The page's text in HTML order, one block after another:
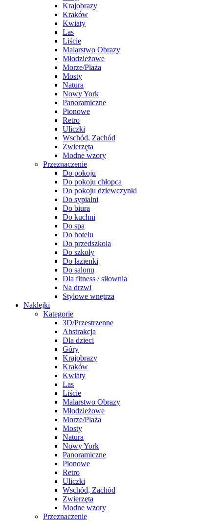
Krajobrazy
Kraków
Kwiaty
Las
Liście
Malarstwo Obrazy
Młodzieżowe
Morze/Plaża
Mosty
Natura
Nowy York
Panoramiczne
Pionowe
Retro
Uliczki
Wschód, Zachód
Zwierzęta
Modne wzory
Przeznaczenie
Do pokoju
Do pokoju chłopca
Do pokoju dziewczynki
Do sypialni
Do biura
Do kuchni
Do spa
Do hotelu
Do przedszkola
Do szkoły
Do łazienki
Do salonu
Dla fitness / siłownia
Na drzwi
Stylowe wnętrza
Naklejki
Kategorie
3D/Przestrzenne
Abstrakcja
Dla dzieci
Góry
Krajobrazy
Kraków
Kwiaty
Las
Liście
Malarstwo Obrazy
Młodzieżowe
Morze/Plaża
Mosty
Natura
Nowy York
Panoramiczne
Pionowe
Retro
Uliczki
Wschód, Zachód
Zwierzęta
Modne wzory
Przeznaczenie